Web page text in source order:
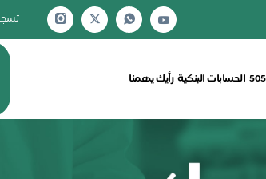
الحسابات البنكية رأيك يهمنا